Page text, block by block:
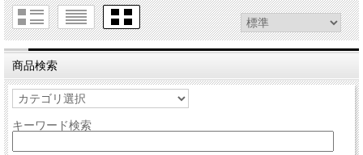
商品検索
キーワード検索